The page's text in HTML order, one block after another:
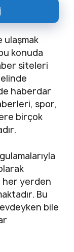
ulaşmak
konuda
siteleri
haberdar
spor,
birçok
her yerden
Bu
bile